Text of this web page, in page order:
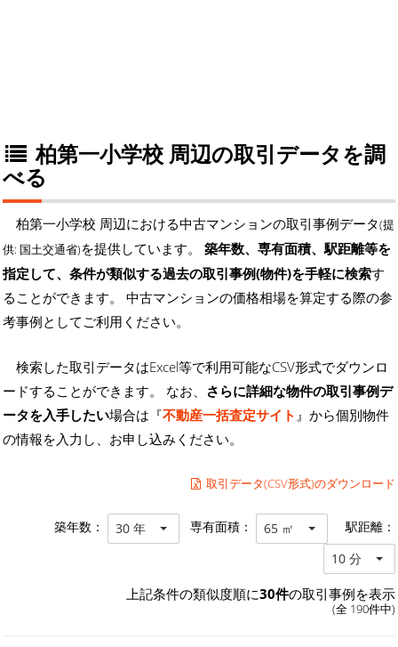
柏第一小学校 周辺の取引データを調
べる
柏第一小学校 周辺における中古マンションの取引事例データ(提
供: 国土交通省)を提供しています。 築年数、専有面積、駅距離等を
指定して、条件が類似する過去の取引事例(物件)を手軽に検索す
ることができます。 中古マンションの価格相場を算定する際の参
考事例としてご利用ください。
検索した取引データはExcel等で利用可能なCSV形式でダウンロ
ードすることができます。 なお、 さらに詳細な物件の取引事例デ
ータを入手したい場合は『不動産一括査定サイト 』から個別物件
の情報を入力し、お申し込みください。
取引データ(CSV形式)のダウンロード
築年数： 30 年 専有面積： 65 ㎡ 駅距離：
10 分
上記条件の類似度順に30件の取引事例を表示
(全 190件中)